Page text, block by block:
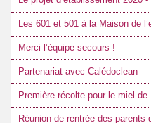
Les 601 et 501 à la Maison de
Merci l’équipe secours !
Partenariat avec Calédoclean
Première récolte pour le miel de
Réunion de rentrée des parents